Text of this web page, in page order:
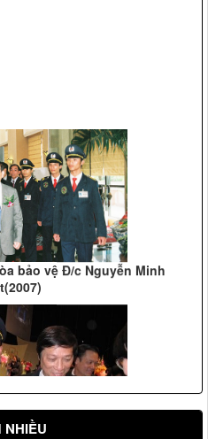
bảo vệ Đ/c Nguyễn Minh
NHIỀU